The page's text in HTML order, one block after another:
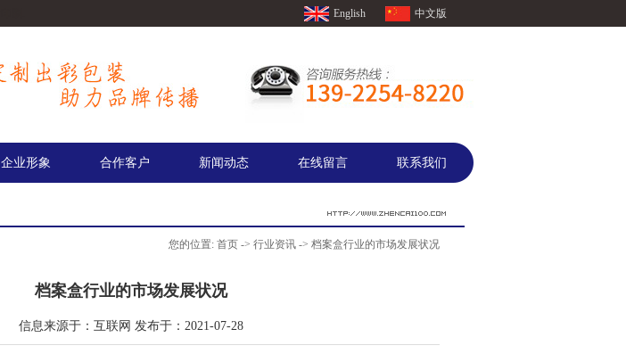
English 中文版
企业形象 合作客户 新闻动态 在线留言 联系我们
您的位置: 首页-> 行业资讯-> 档案盒行业的市场发展状况
档案盒行业的市场发展状况
信息来源于：互联网 发布于：2021-07-28